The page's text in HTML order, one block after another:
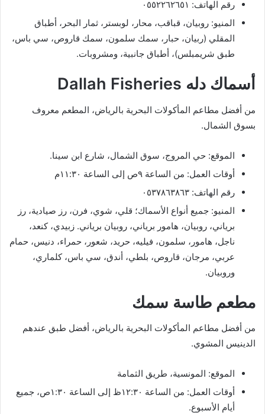
رقم الهاتف: ٠٥٥٢٢٦٢٦٥١
المنيو: روبيان، قباقب، محار، لوبستر، ثمار البحر، أطباق
المقلي (ربيان، حبار، سمك سلمون، سمك قاروص، سي باس،
طبق شريمبلس)، أطباق جانبية، ومشروبات.
أسماك دله Dallah Fisheries
من أفضل مطاعم المأكولات البحرية بالرياض، المطعم معروف
بسوق الشمال.
الموقع: حي المروج، سوق الشمال، شارع ابن سينا.
أوقات العمل: من الساعة ٩ص إلى الساعة ١١:٣٠م
رقم الهاتف: ٠٥٣٧٨٦٣٨٦٣
المنيو: جميع أنواع الأسماك؛ قلي، شوي، فرن، رز صيادية، رز
برياني، روبيان، هامور برياني، روبيان برياني. زبيدي، كنعد،
ناجل، هامور، سلمون، فيليه، حريد، شعور، حمراء، دنيس، حمام
عربي، مرجان، قاروص، بلطي، أندق، سي باس، كلماري،
وروبيان.
مطعم طاسة سمك
من أفضل مطاعم المأكولات البحرية بالرياض، أفضل طبق عندهم
الدينيس المشوي.
الموقع: المونسية، طريق الثمامة
أوقات العمل: من الساعة ١٢:٣٠ظ إلى الساعة ١:٣٠ص، جميع
أيام الأسبوع.